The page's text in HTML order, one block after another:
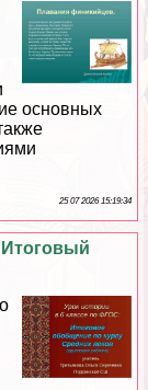
основных
25 07 2026 15:19:34